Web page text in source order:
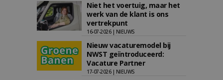
Niet het voertuig, maar het
werk van de klant is ons
vertrekpunt
16-07-2026 | NIEUWS
Nieuw vacaturemodel bij
NWST geïntroduceerd:
Vacature Partner
17-07-2026 | NIEUWS